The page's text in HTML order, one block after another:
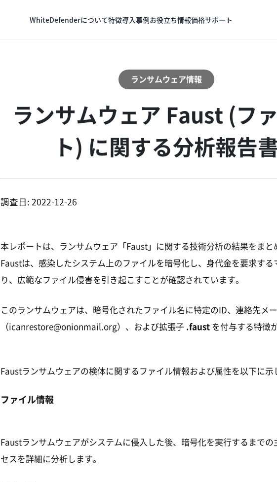
WhiteDefenderについて特徴導入事例お役立ち情報価格サポート
ランサムウェア情報
ランサムウェア Faust (フ
ト) に関する分析報告
調査日: 2022-12-26
本レポートは、ランサムウェア「Faust」に関する技術分析の結果をまと
Faustは、感染したシステム上のファイルを暗号化し、身代金を要求する
り、広範なファイル侵害を引き起こすことが確認されています。
このランサムウェアは、暗号化されたファイル名に特定のID、連絡先メ
（icanrestore@onionmail.org）、および拡張子 .faust を付与する特徴
Faustランサムウェアの検体に関するファイル情報および属性を以下に示
ファイル情報
Faustランサムウェアがシステムに侵入した後、暗号化を実行するまでの
セスを詳細に分析します。